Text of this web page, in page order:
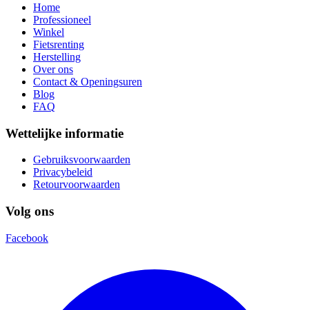
Home
Professioneel
Winkel
Fietsrenting
Herstelling
Over ons
Contact & Openingsuren
Blog
FAQ
Wettelijke informatie
Gebruiksvoorwaarden
Privacybeleid
Retourvoorwaarden
Volg ons
Facebook